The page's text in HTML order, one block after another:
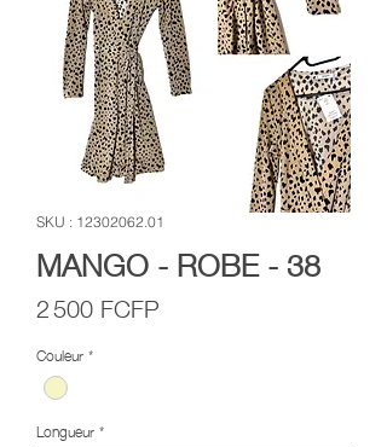
SKU : 12302062.01
MANGO - ROBE - 38
2 500 FCFP
Couleur*
Longueur*